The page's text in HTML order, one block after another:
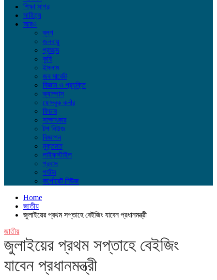
শিক্ষা সাগর
সাহিত্য
আরও
ব্লগ
জলবায়ু
প্রচ্ছদ
কৃষি
ইসলাম
জব মার্কেট
বিজ্ঞান ও প্রযুক্তি
ক্যাম্পাস
ফেসবুক কর্নার
ফিচার
সাক্ষাৎকার
টপ নিউজ
বিজ্ঞাপন
মুক্তমত
লাইফস্টাইল
প্রবাস
পর্যটন
কর্পোরেট নিউজ
Home
জাতীয়
জুলাইয়ের প্রথম সপ্তাহে বেইজিং যাবেন প্রধানমন্ত্রী
জাতীয়
জুলাইয়ের প্রথম সপ্তাহে বেইজিং
যাবেন প্রধানমন্ত্রী